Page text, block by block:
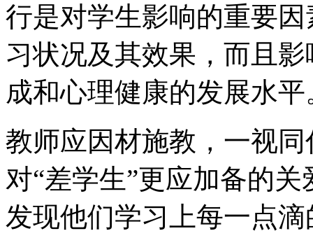
行是对学生影响的重要
习状况及其效果，而且
成和心理健康的发展水平
教师应因材施教，一视
对“差学生”更应加备的
发现他们学习上每一点